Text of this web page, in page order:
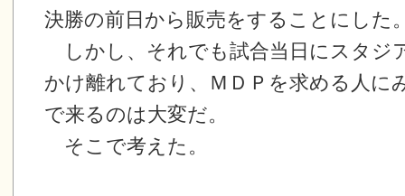
決勝の前日から販売をすることにした
しかし、それでも試合当日にスタジ
かけ離れており、ＭＤＰを求める人に
で来るのは大変だ。
そこで考えた。